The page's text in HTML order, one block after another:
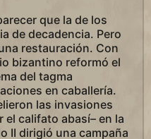
que la de los
de decadencia. Pero
restauración. Con
bizantino reformó el
del tagma
en caballería.
las invasiones
el califato abasí– en la
II dirigió una campaña